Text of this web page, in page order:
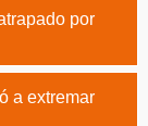
por
a extremar